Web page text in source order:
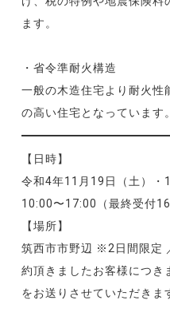
ます。
・省令準耐火構造
一般の木造住宅より耐火性
の高い住宅となっていま
【日時】
令和4年11月19日（土）・
10:00〜17:00（最終受付
【場所】
筑西市市野辺 ※2日間限定
約頂きましたお客様につき
をお送りさせていただきま